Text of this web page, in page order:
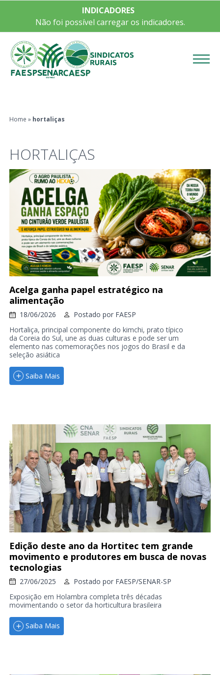
INDICADORES
Não foi possível carregar os indicadores.
Home » hortaliças
HORTALIÇAS
Acelga ganha papel estratégico na
alimentação
18/06/2026 Postado por FAESP
Hortaliça, principal componente do kimchi, prato típico
da Coreia do Sul, une as duas culturas e pode ser um
elemento nas comemorações nos jogos do Brasil e da
seleção asiática
Saiba Mais
Edição deste ano da Hortitec tem grande
movimento e produtores em busca de novas
tecnologias
27/06/2025 Postado por FAESP/SENAR-SP
Exposição em Holambra completa três décadas
movimentando o setor da horticultura brasileira
Saiba Mais